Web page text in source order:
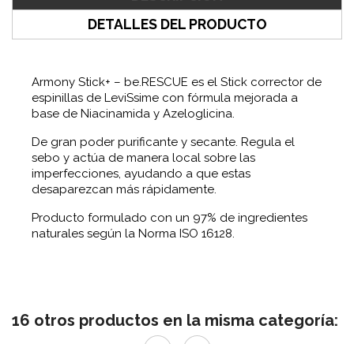
DETALLES DEL PRODUCTO
Armony Stick+ – be.RESCUE es el Stick corrector de
espinillas de LeviSsime con fórmula mejorada a
base de Niacinamida y Azeloglicina.
De gran poder purificante y secante. Regula el
sebo y actúa de manera local sobre las
imperfecciones, ayudando a que estas
desaparezcan más rápidamente.
Producto formulado con un 97% de ingredientes
naturales según la Norma ISO 16128.
16 otros productos en la misma categoría: